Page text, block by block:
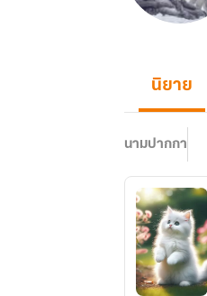
นิยาย
นามปากกา